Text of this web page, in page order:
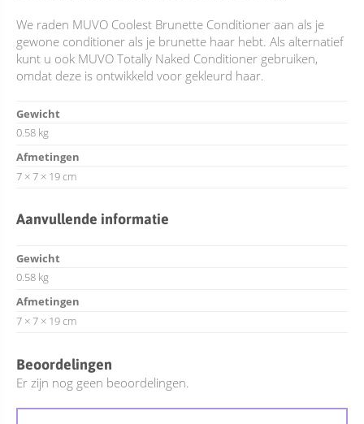
We raden MUVO Coolest Brunette Conditioner aan als je
gewone conditioner als je brunette haar hebt. Als alternatief
kunt u ook MUVO Totally Naked Conditioner gebruiken,
omdat deze is ontwikkeld voor gekleurd haar.
Gewicht
0.58 kg
Afmetingen
7 × 7 × 19 cm
Aanvullende informatie
Gewicht
0.58 kg
Afmetingen
7 × 7 × 19 cm
Beoordelingen
Er zijn nog geen beoordelingen.